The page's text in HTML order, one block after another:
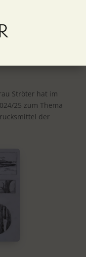
Ströter hat im
25 zum Thema
der